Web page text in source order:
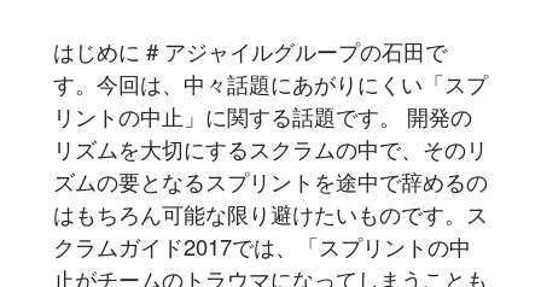
はじめに # アジャイルグループの石田で
す。今回は、中々話題にあがりにくい「スプ
リントの中止」に関する話題です。 開発の
リズムを大切にするスクラムの中で、そのリ
ズムの要となるスプリントを途中で辞めるの
はもちろん可能な限り避けたいものです。ス
クラムガイド2017では、「スプリントの中
止がチームのトラウマになってしまうことも